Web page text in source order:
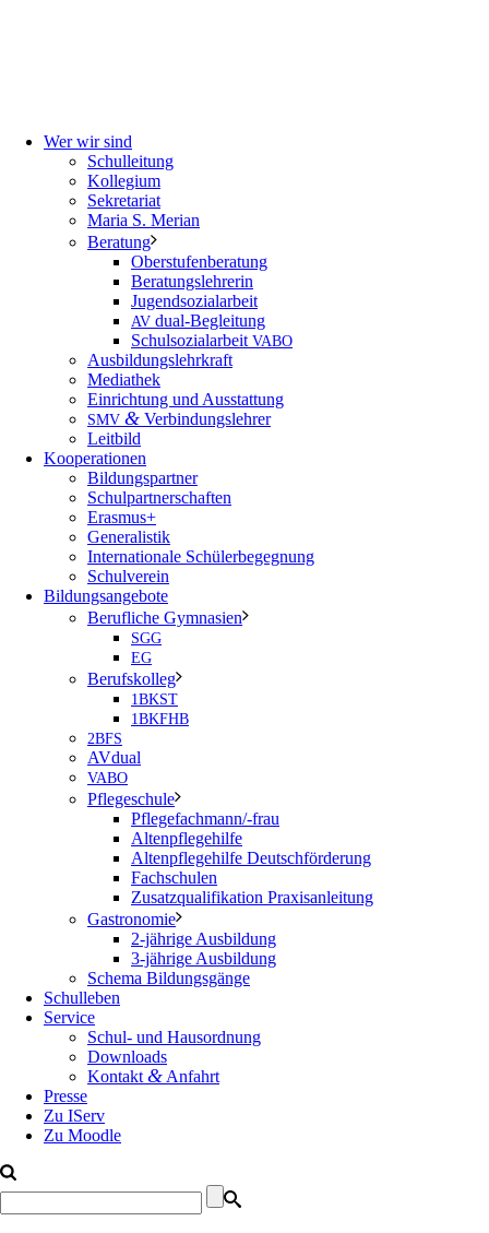
Wer wir sind
Schulleitung
Kollegium
Sekretariat
Maria S. Merian
Beratung
Oberstufenberatung
Beratungslehrerin
Jugendsozialarbeit
AV dual-Begleitung
Schulsozialarbeit VABO
Ausbildungslehrkraft
Mediathek
Einrichtung und Ausstattung
SMV & Verbindungslehrer
Leitbild
Kooperationen
Bildungspartner
Schulpartnerschaften
Erasmus+
Generalistik
Internationale Schülerbegegnung
Schulverein
Bildungsangebote
Berufliche Gymnasien
SGG
EG
Berufskolleg
1BKST
1BKFHB
2BFS
AVdual
VABO
Pflegeschule
Pflegefachmann/-frau
Altenpflegehilfe
Altenpflegehilfe Deutschförderung
Fachschulen
Zusatzqualifikation Praxisanleitung
Gastronomie
2-jährige Ausbildung
3-jährige Ausbildung
Schema Bildungsgänge
Schulleben
Service
Schul- und Hausordnung
Downloads
Kontakt & Anfahrt
Presse
Zu IServ
Zu Moodle